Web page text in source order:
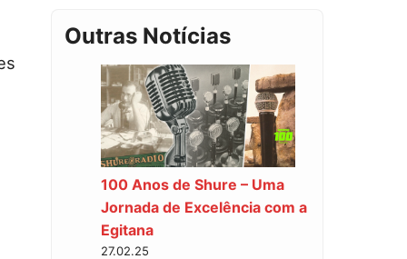
Outras Notícias
100 Anos de Shure – Uma
Jornada de Excelência com a
Egitana
27.02.25